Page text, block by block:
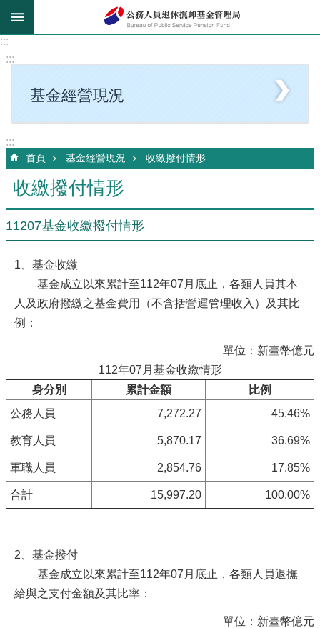
跳到主要內容區塊
:::
:::
基金經營現況
:::
首頁 基金經營現況 收繳撥付情形
收繳撥付情形
11207基金收繳撥付情形
1、基金收繳
基金成立以來累計至112年07月底止，各類人員其本
人及政府撥繳之基金費用（不含括營運管理收入）及其比
例：
單位：新臺幣億元
112年07月基金收繳情形
身分別
累計金額
比例
公務人員
7,272.27 45.46%
教育人員 5,870.17 36.69%
軍職人員 2,854.76 17.85%
合計 15,997.20 100.00%
2、基金撥付
基金成立以來累計至112年07月底止，各類人員退撫
給與之支付金額及其比率：
單位：新臺幣億元